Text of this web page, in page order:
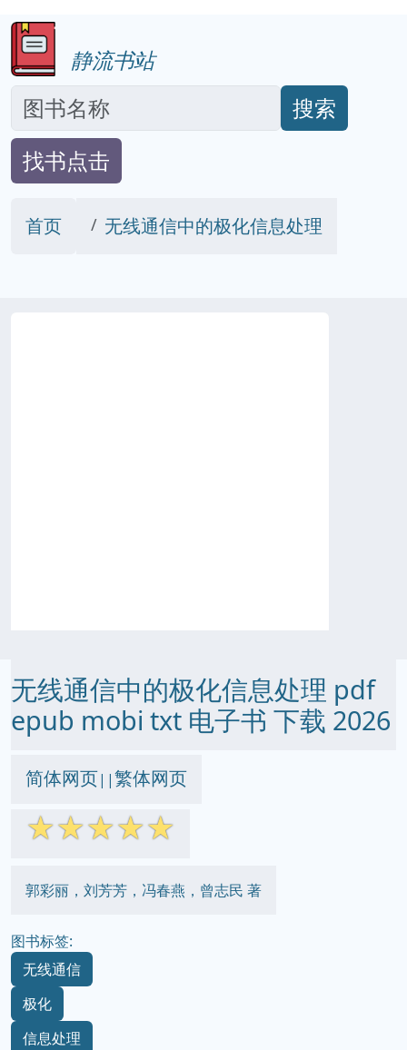
静流书站
搜索
找书点击
首页 无线通信中的极化信息处理
无线通信中的极化信息处理 pdf
epub mobi txt 电子书 下载 2026
简体网页||繁体网页
☆☆☆☆☆
郭彩丽，刘芳芳，冯春燕，曾志民 著
图书标签:
无线通信
极化
信息处理